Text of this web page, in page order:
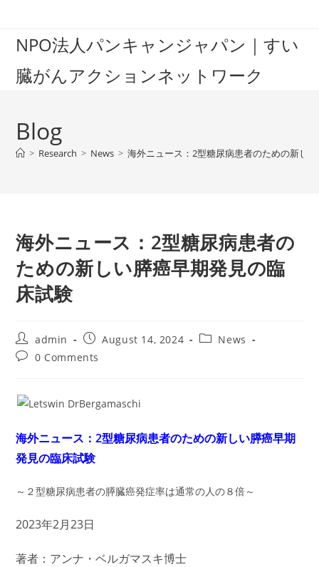
contentNPO法人パンキャンジャパン｜すい
臓がんアクションネットワーク
Blog
> Research > News > 海外ニュース：2型糖尿病患者のための新し
海外ニュース：2型糖尿病患者の
ための新しい膵癌早期発見の臨
床試験
Post
author:
admin
Post
published:
August 14, 2024
PostNews
Post0 Comments
海外ニュース：2型糖尿病患者のための新しい膵癌早期
発見の臨床試験
～２型糖尿病患者の膵臓癌発症率は通常の人の８倍～
2023年2月23日
著者：アンナ・ベルガマスキ博士